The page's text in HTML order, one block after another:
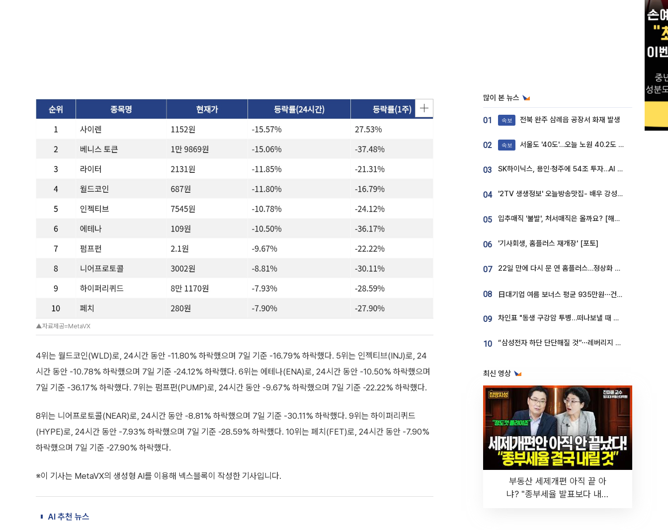
▲자료제공=MetaVX
4위는 월드코인(WLD)로, 24시간 동안 -11.80% 하락했으며 7일 기준 -16.79% 하락했다. 5위는 인젝티브(INJ)로, 24
시간 동안 -10.78% 하락했으며 7일 기준 -24.12% 하락했다. 6위는 에테나(ENA)로, 24시간 동안 -10.50% 하락했으며
7일 기준 -36.17% 하락했다. 7위는 펌프펀(PUMP)로, 24시간 동안 -9.67% 하락했으며 7일 기준 -22.22% 하락했다.
8위는 니어프로토콜(NEAR)로, 24시간 동안 -8.81% 하락했으며 7일 기준 -30.11% 하락했다. 9위는 하이퍼리퀴드
(HYPE)로, 24시간 동안 -7.93% 하락했으며 7일 기준 -28.59% 하락했다. 10위는 페치(FET)로, 24시간 동안 -7.90%
하락했으며 7일 기준 -27.90% 하락했다.
※이 기사는 MetaVX의 생성형 AI를 이용해 넥스블록이 작성한 기사입니다.
AI 추천 뉴스
많이 본 뉴스
01 속보 전북 완주 삼례읍 공장서 화재 발생
02 속보 서울도 '40도'…오늘 노원 40.2도 기록
03 SK하이닉스, 용인·청주에 54조 투자…AI 메모리 생산기지 키운다
04 '2TV 생생정보' 오늘방송맛집- 배우 강성진 단골! 쌀국수ㆍ푸팟퐁 커리 맛집 '블○○○'
05 입추매직 '불발', 처서매직은 올까요? [해시태그]
06 '기사회생, 홈플러스 재개장' [포토]
07 22일 만에 다시 문 연 홈플러스…정상화 바쁜데 재고 없어 ‘발동동’[가보니]
08 日대기업 여름 보너스 평균 935만원⋯건설회사 1800만 넘어
09 차인표 "동생 구강암 투병…떠나보낼 때 가장 힘들었다”
10 “삼성전자 하단 단단해질 것”⋯레버리지 규제에 쏠림 완화 [찐코노미]
최신 영상
부동산 세제개편 아직 끝 아
냐? "종부세율 발표보다 내릴